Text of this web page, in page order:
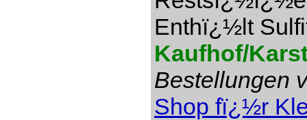
Enthï¿½lt
Kaufhof/
Bestellungen
Shop fï¿½r